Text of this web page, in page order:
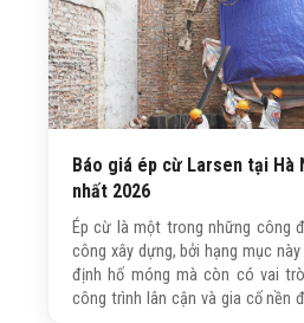
Báo giá ép cừ Larsen tại Hà
nhất 2026
Ép cừ là một trong những công
công xây dựng, bởi hạng mục
định hố móng mà còn có vai
công trình lân cận và gia cố nền